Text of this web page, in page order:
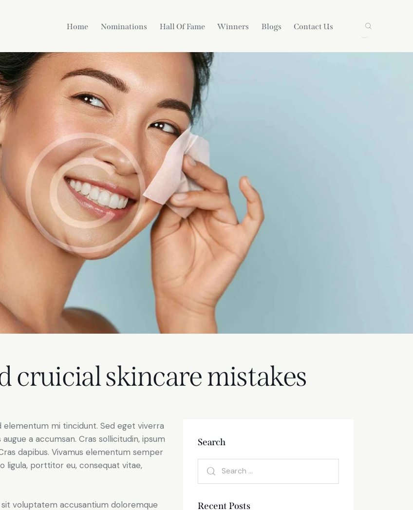
Home Nominations Hall Of Fame Winners Blogs Contact Us
cruicial skincare mistakes
elementum mi tincidunt. Sed eget viverra
a accumsan. Cras sollicitudin, ipsum
dapibus. Vivamus elementum semper
ligula, porttitor eu, consequat vitae,
voluptatem accusantium doloremque
Search
Recent Posts